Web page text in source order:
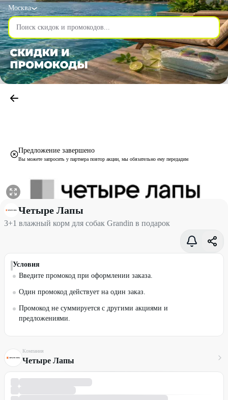
Москва
Предложение завершено
Вы можете запросить у партнера повтор акции, мы обязательно ему передадим
3+1 влажный корм для собак Grandin в подарок со скидкой
Четыре Лапы
3+1 влажный корм для собак Grandin в подарок
Условия
Введите промокод при оформлении заказа.
Один промокод действует на один заказ.
Промокод не суммируется с другими акциями и
предложениями.
Компания
Четыре Лапы